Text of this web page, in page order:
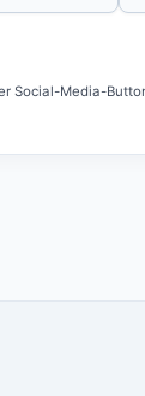
Social-Media-